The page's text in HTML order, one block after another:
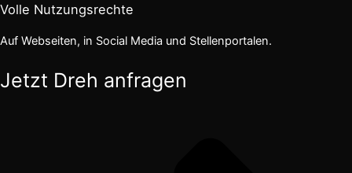
Volle Nutzungsrechte
Auf Webseiten, in Social Media und Stellenportalen.
Jetzt Dreh anfragen